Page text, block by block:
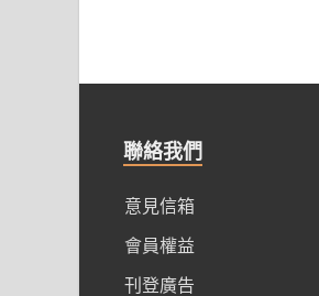
聯絡我們
意見信箱
會員權益
刊登廣告